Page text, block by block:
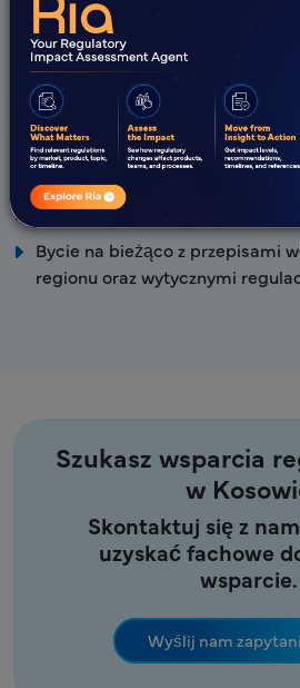
Zalety Freyr
Ekspercki zespół regulacyjny z
wiedzą w zakresie RA.
Podejście proaktywne i oparte
Szybki czas realizacji i szybsze
Bycie na bieżąco z przepisami
regionu oraz wytycznymi
Szukasz wsparcia
w
Skontaktuj się z
uzyskać fachowe
wsparcie.
Wyślij nam